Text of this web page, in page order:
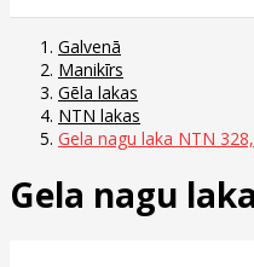
Galvenā
Manikīrs
Gēla lakas
NTN lakas
Gela nagu laka NTN
Gela nagu